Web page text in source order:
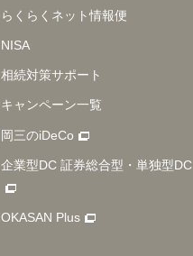
らくらくネット情報便
NISA
相続対策サポート
キャンペーン一覧
岡三のiDeCo
企業型DC 証券総合型・単独型DC
OKASAN Plus